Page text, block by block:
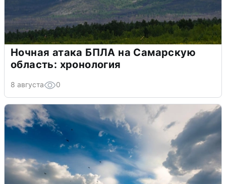
Ночная атака БПЛА на Самарскую
область: хронология
8 августа 0